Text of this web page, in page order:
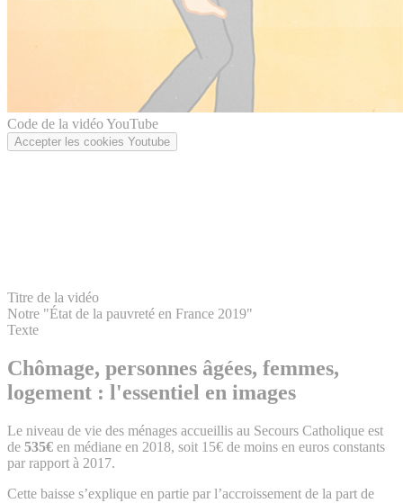
Code de la vidéo YouTube
Accepter les cookies Youtube
Titre de la vidéo
Notre "État de la pauvreté en France 2019"
Texte
Chômage, personnes âgées, femmes,
logement : l'essentiel en images
Le niveau de vie des ménages accueillis au Secours Catholique est
de 535€ en médiane en 2018, soit 15€ de moins en euros constants
par rapport à 2017.
Cette baisse s’explique en partie par l’accroissement de la part de